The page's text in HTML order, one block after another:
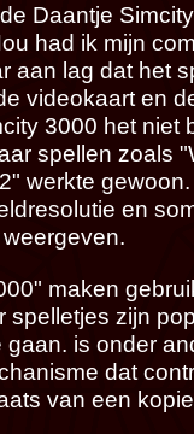
Daantje
had ik mijn
aan lag dat het
videokaart en
3000 het niet
spellen zoals
werkte
en
maken
spelletjes zijn
gaan. is onder
dat
van een